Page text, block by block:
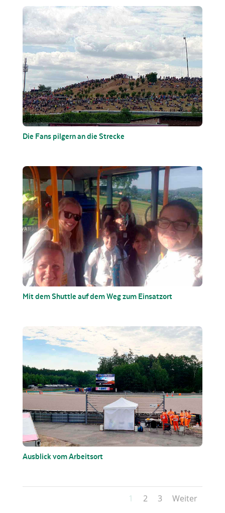
Die Fans pilgern an die Strecke
Mit dem Shuttle auf dem Weg zum Einsatzort
Ausblick vom Arbeitsort
1 2 3 Weiter